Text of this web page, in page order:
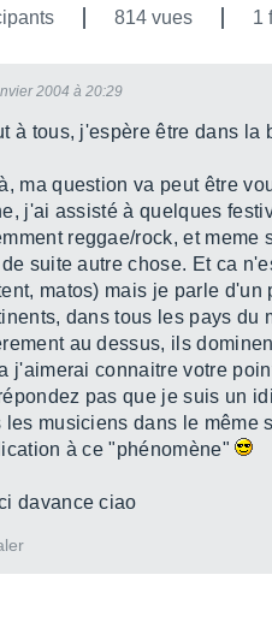
814 vues 1
2004 à 20:29
à tous, j'espère être dans la
ma question va peut être
j'ai assisté à quelques
reggae/rock, et
suite autre chose. Et ca
matos) mais je parle
dans tous les pays du
au dessus, ils
j'aimerai connaitre votre
pas que je suis un
les musiciens dans le même
à ce "phénomène"
davance ciao